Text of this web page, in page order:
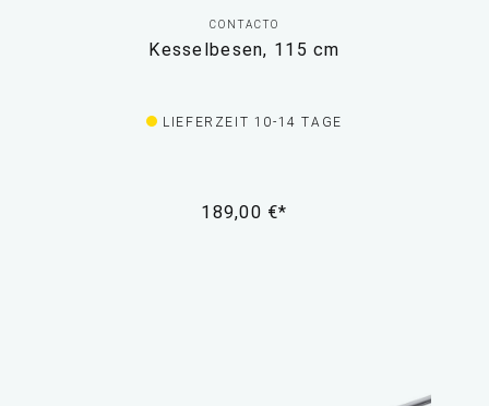
CONTACTO
Kesselbesen, 115 cm
LIEFERZEIT 10-14 TAGE
189,00 €*